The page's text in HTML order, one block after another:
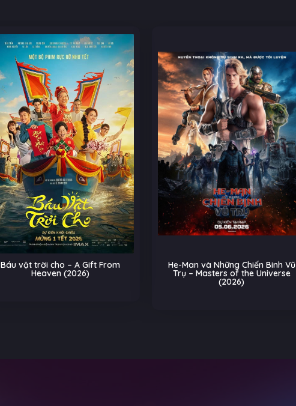
Báu vật trời cho – A Gift From
Heaven (2026)
He-Man và Những Chiến Binh Vũ
Trụ – Masters of the Universe
(2026)